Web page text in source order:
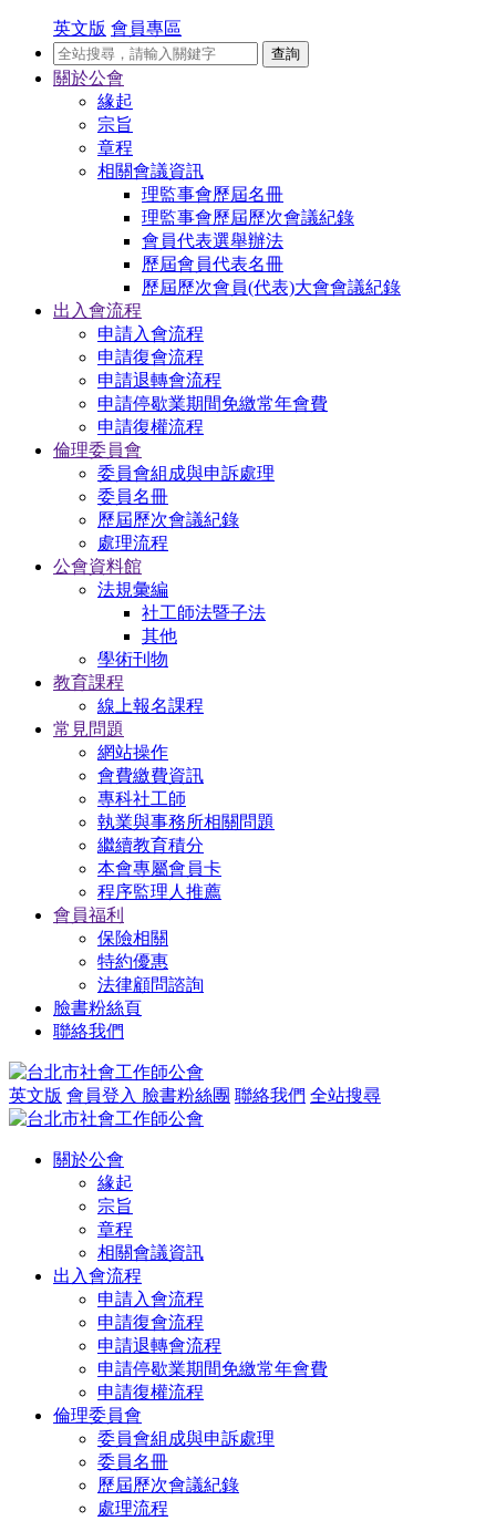
英文版 會員專區
查詢
關於公會
緣起
宗旨
章程
相關會議資訊
理監事會歷屆名冊
理監事會歷屆歷次會議紀錄
會員代表選舉辦法
歷屆會員代表名冊
歷屆歷次會員(代表)大會會議紀錄
出入會流程
申請入會流程
申請復會流程
申請退轉會流程
申請停歇業期間免繳常年會費
申請復權流程
倫理委員會
委員會組成與申訴處理
委員名冊
歷屆歷次會議紀錄
處理流程
公會資料館
法規彙編
社工師法暨子法
其他
學術刊物
教育課程
線上報名課程
常見問題
網站操作
會費繳費資訊
專科社工師
執業與事務所相關問題
繼續教育積分
本會專屬會員卡
程序監理人推薦
會員福利
保險相關
特約優惠
法律顧問諮詢
臉書粉絲頁
聯絡我們
英文版 會員登入 臉書粉絲團 聯絡我們 全站搜尋
關於公會
緣起
宗旨
章程
相關會議資訊
出入會流程
申請入會流程
申請復會流程
申請退轉會流程
申請停歇業期間免繳常年會費
申請復權流程
倫理委員會
委員會組成與申訴處理
委員名冊
歷屆歷次會議紀錄
處理流程